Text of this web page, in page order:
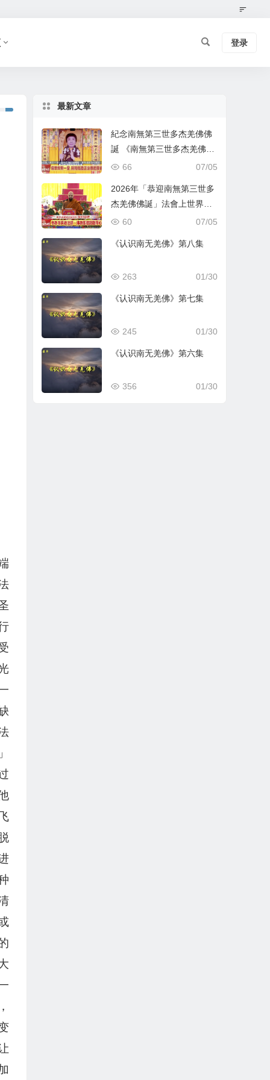
登录
最新文章
紀念南無第三世多杰羌佛佛
誕 《南無第三世多杰羌佛經
藏總集》新卷面世 [ZWTV北
07/05
66
2026年「恭迎南無第三世多
杰羌佛佛誕」法會上世界佛
教總部蓮花釦莫知尊者的講
07/05
60
《认识南无羌佛》第八集
01/30
263
《认识南无羌佛》第七集
01/30
245
《认识南无羌佛》第六集
01/30
356